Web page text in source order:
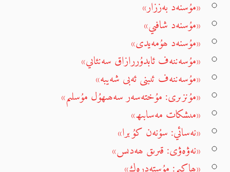
«مۇسنەد بەززار»
«مۇسنەد شافىي»
«مۇسنەد ھۇمەيدى»
«مۇسەننەف ئابدۇررازاق سەنئاىي»
«مۇسەننەف ئىبنى ئەبى شەيبە»
«مۇنزىرى: مۇختەسەر سەھىھۇل مۇسلىم»
«مىشكات مەسابىھ»
«نەسائي: سۇنەن كۇبرا»
«نەۋەۋى: قىرىق ھەدىس»